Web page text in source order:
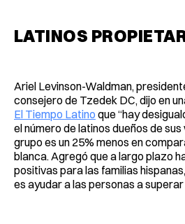
LATINOS
Ariel Levinson-Waldman,
consejero de Tzedek DC, dijo en
El Tiempo Latino que “hay
el número de latinos dueños de
grupo es un 25% menos en
blanca. Agregó que a largo plazo
positivas para las familias
es ayudar a las personas a